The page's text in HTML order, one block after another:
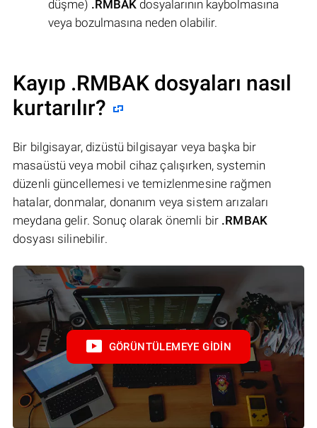
düşme) .RMBAK dosyalarının kaybolmasına
veya bozulmasına neden olabilir.
Kayıp .RMBAK dosyaları nasıl
kurtarılır?
Bir bilgisayar, dizüstü bilgisayar veya başka bir
masaüstü veya mobil cihaz çalışırken, systemin
düzenli güncellemesi ve temizlenmesine rağmen
hatalar, donmalar, donanım veya sistem arızaları
meydana gelir. Sonuç olarak önemli bir .RMBAK
dosyası silinebilir.
GÖRÜNTÜLEMEYE GIDIN